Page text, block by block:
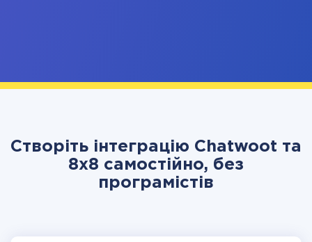
Створіть інтеграцію Chatwoot та
8x8 самостійно, без
програмістів